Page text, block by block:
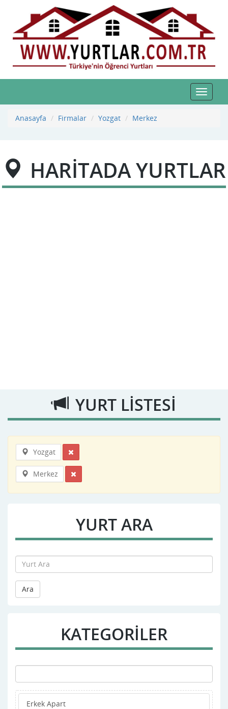
Toggle
Anasayfa
Firmalar Yozgat Merkez
HARİTADA YURTLAR
YURT LİSTESİ
Yozgat
Merkez
YURT ARA
Ara
KATEGORİLER
Erkek Apart